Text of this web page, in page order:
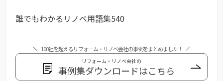
誰でもわかるリノベ用語集540
100社を超えるリフォーム・リノベ会社の事例をまとめました！
リフォーム・リノベ会社の
事例集ダウンロードはこちら